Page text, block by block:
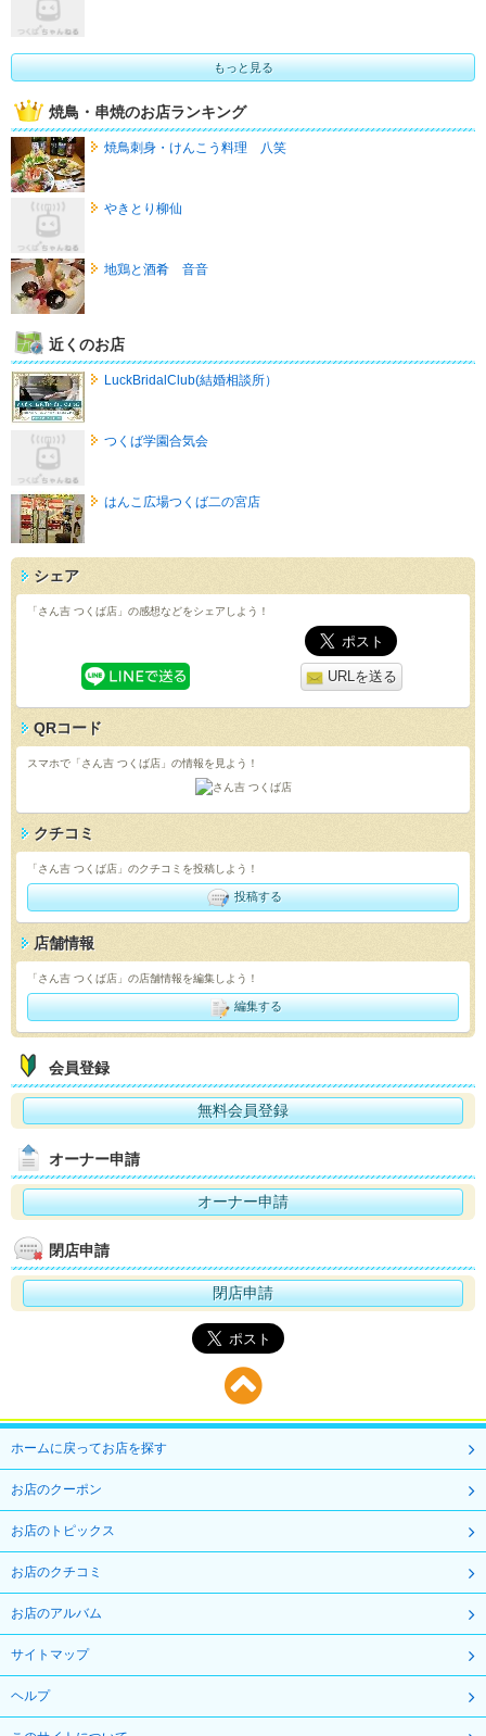
もっと見る
焼鳥・串焼のお店ランキング
焼鳥刺身・けんこう料理 八笑
やきとり柳仙
地鶏と酒肴 音音
近くのお店
LuckBridalClub(結婚相談所）
つくば学園合気会
はんこ広場つくば二の宮店
シェア
「さん吉 つくば店」の感想などをシェアしよう！
URLを送る
QRコード
スマホで「さん吉 つくば店」の情報を見よう！
クチコミ
「さん吉 つくば店」のクチコミを投稿しよう！
投稿する
店舗情報
「さん吉 つくば店」の店舗情報を編集しよう！
編集する
会員登録
無料会員登録
オーナー申請
オーナー申請
閉店申請
閉店申請
ホームに戻ってお店を探す
お店のクーポン
お店のトピックス
お店のクチコミ
お店のアルバム
サイトマップ
ヘルプ